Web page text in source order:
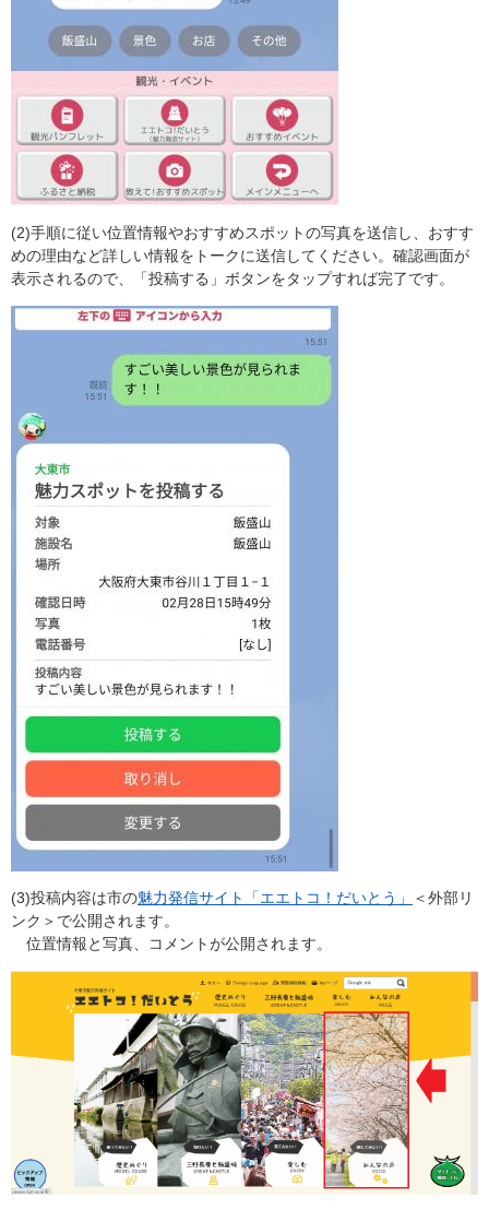
(2)手順に従い位置情報やおすすめスポットの写真を送信し、おすす
めの理由など詳しい情報をトークに送信してください。確認画面が
表示されるので、「投稿する」ボタンをタップすれば完了です。
(3)投稿内容は市の魅力発信サイト「エエトコ！だいとう」
＜外部リ
ンク＞ で公開されます。
​ 位置情報と写真、コメントが公開されます。